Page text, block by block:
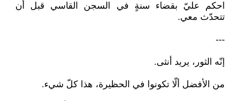
احكم عليّ بقضاء سنةٍ في السجن القاسي قبل أن
تتحدّث معي.
---
إنّه الثور، يريد أنثى.
من الأفضل ألّا تكونوا في الحظيرة، هذا كلّ شيء.